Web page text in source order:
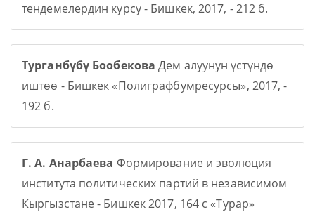
тендемелердин курсу - Бишкек, 2017, - 212 б.
Турганбүбү Бообекова Дем алуунун үстүндө
иштөө - Бишкек «Полиграфбумресурсы», 2017, -
192 б.
Г. А. Анарбаева Формирование и эволюция
института политических партий в независимом
Кыргызстане - Бишкек 2017, 164 с «Турар»